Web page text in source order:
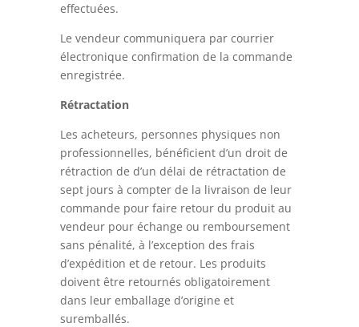
effectuées.
Le vendeur communiquera par courrier
électronique confirmation de la commande
enregistrée.
Rétractation
Les acheteurs, personnes physiques non
professionnelles, bénéficient d’un droit de
rétraction de d’un délai de rétractation de
sept jours à compter de la livraison de leur
commande pour faire retour du produit au
vendeur pour échange ou remboursement
sans pénalité, à l’exception des frais
d’expédition et de retour. Les produits
doivent être retournés obligatoirement
dans leur emballage d’origine et
suremballés.